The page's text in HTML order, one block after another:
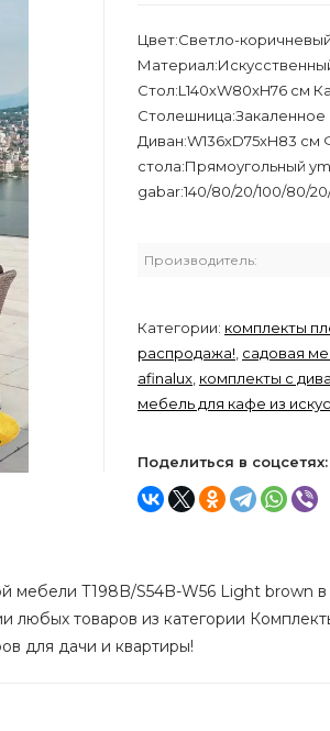
Цвет:Светло-коричневый
Стол:L140хW80xH76 см
Столешница:Закаленное
Диван:W136xD75xH83
стола:Прямоугольный
gabar:140/80/20/100/80/
Производитель:
Категории: комплекты
распродажа! садовая
afinalux комплекты с
мебель для кафе из
Поделиться в соцсетях:
мебели T198B/S54B-W56 Light brown
любых товаров из категории
для дачи и квартиры!